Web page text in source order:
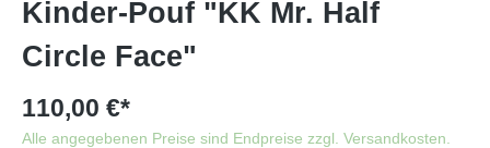
Kinder-Pouf "KK Mr. Half
Circle Face"
110,00 €*
Alle angegebenen Preise sind Endpreise zzgl. Versandkosten.